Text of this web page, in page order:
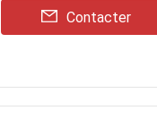
Contacter